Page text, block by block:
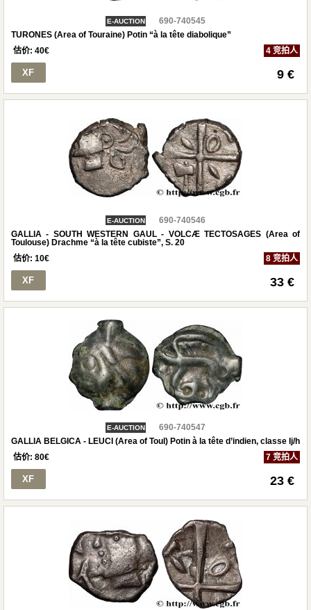
E-AUCTION
690-740545
TURONES (Area of Touraine) Potin “à la tête diabolique”
估价: 40€ 4 竞拍人
XF 9 €
E-AUCTION
690-740546
GALLIA - SOUTH WESTERN GAUL - VOLCÆ TECTOSAGES (Area of
Toulouse) Drachme “à la tête cubiste”, S. 20
估价: 10€ 8 竞拍人
XF 33 €
E-AUCTION
690-740547
GALLIA BELGICA - LEUCI (Area of Toul) Potin à la tête d’indien, classe Ij/h
估价: 80€ 7 竞拍人
XF 23 €